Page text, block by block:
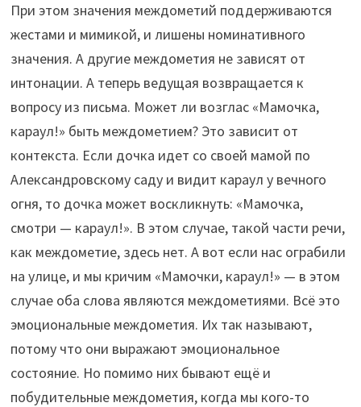
При этом значения междометий поддерживаются
жестами и мимикой, и лишены номинативного
значения. А другие междометия не зависят от
интонации. А теперь ведущая возвращается к
вопросу из письма. Может ли возглас «Мамочка,
караул!» быть междометием? Это зависит от
контекста. Если дочка идет со своей мамой по
Александровскому саду и видит караул у вечного
огня, то дочка может воскликнуть: «Мамочка,
смотри — караул!». В этом случае, такой части речи,
как междометие, здесь нет. А вот если нас ограбили
на улице, и мы кричим «Мамочки, караул!» — в этом
случае оба слова являются междометиями. Всё это
эмоциональные междометия. Их так называют,
потому что они выражают эмоциональное
состояние. Но помимо них бывают ещё и
побудительные междометия, когда мы кого-то